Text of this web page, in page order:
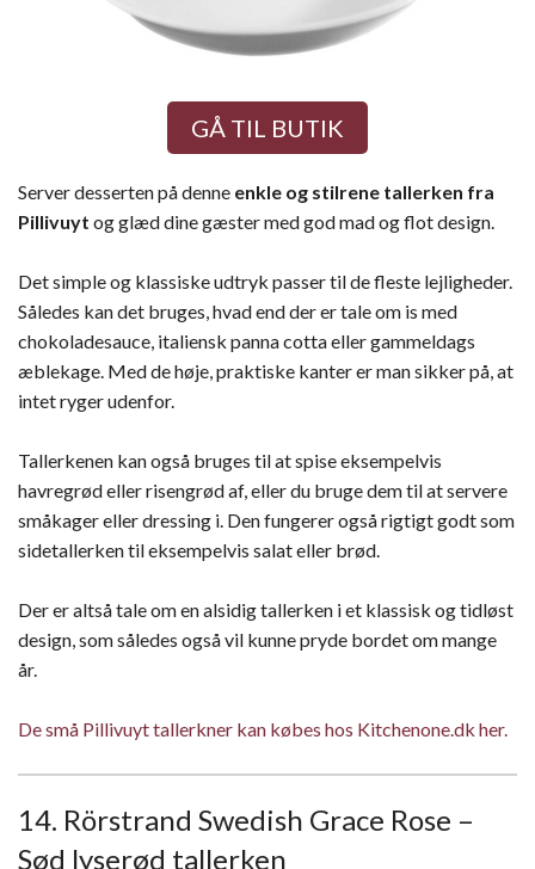
GÅ TIL BUTIK
Server desserten på denne enkle og stilrene tallerken fra
Pillivuyt og glæd dine gæster med god mad og flot design.
Det simple og klassiske udtryk passer til de fleste lejligheder.
Således kan det bruges, hvad end der er tale om is med
chokoladesauce, italiensk panna cotta eller gammeldags
æblekage. Med de høje, praktiske kanter er man sikker på, at
intet ryger udenfor.
Tallerkenen kan også bruges til at spise eksempelvis
havregrød eller risengrød af, eller du bruge dem til at servere
småkager eller dressing i. Den fungerer også rigtigt godt som
sidetallerken til eksempelvis salat eller brød.
Der er altså tale om en alsidig tallerken i et klassisk og tidløst
design, som således også vil kunne pryde bordet om mange
år.
De små Pillivuyt tallerkner kan købes hos Kitchenone.dk her.
14. Rörstrand Swedish Grace Rose –
Sød lyserød tallerken